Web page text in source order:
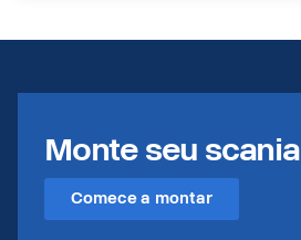
Monte seu scania
Comece a montar